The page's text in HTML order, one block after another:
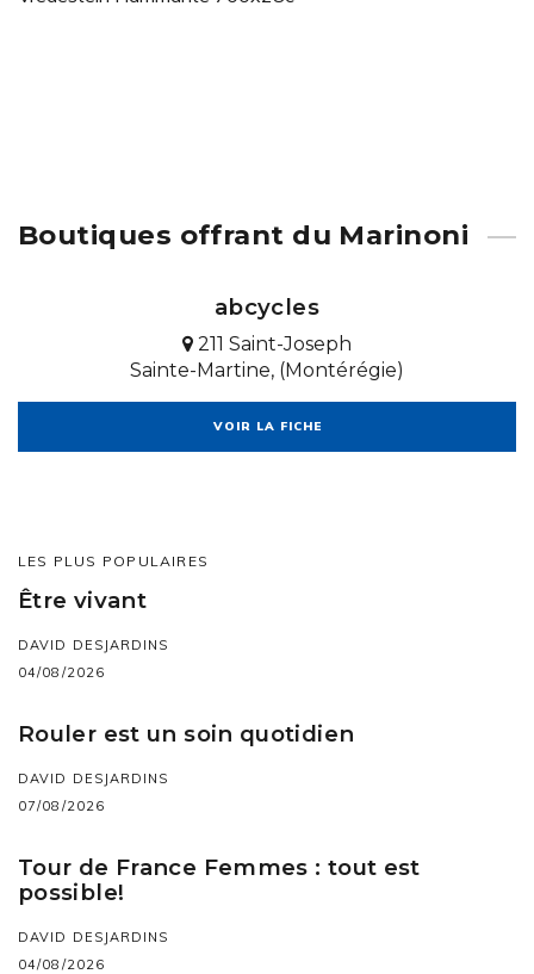
Boutiques offrant du Marinoni
abcycles
211 Saint-Joseph
Sainte-Martine, (Montérégie)
VOIR LA FICHE
LES PLUS POPULAIRES
Être vivant
DAVID DESJARDINS
04/08/2026
Rouler est un soin quotidien
DAVID DESJARDINS
07/08/2026
Tour de France Femmes : tout est
possible!
DAVID DESJARDINS
04/08/2026